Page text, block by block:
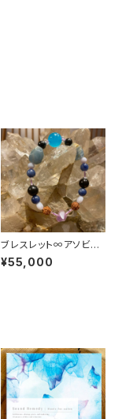
ブレスレット∞アソビの
kamigamiと共にイキ
ヲシテ∞
¥55,000